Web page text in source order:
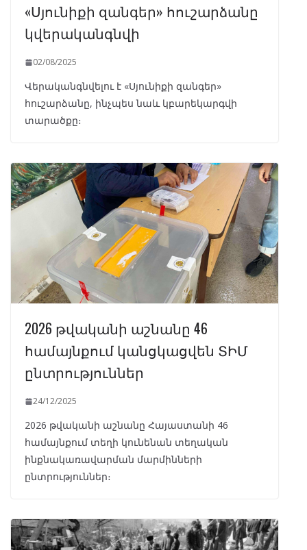
«Սյունիքի զանգեր» հուշարձանը
կվերականգնվի
02/08/2025
Վերականգնվելու է «Սյունիքի զանգեր»
հուշարձանը, ինչպես նաև կբարեկարգվի
տարածքը։
2026 թվականի աշնանը 46
համայնքում կանցկացվեն ՏԻՄ
ընտրություններ
24/12/2025
2026 թվականի աշնանը Հայաստանի 46
համայնքում տեղի կունենան տեղական
ինքնակառավարման մարմինների
ընտրություններ։